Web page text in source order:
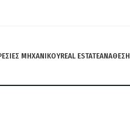
ΜΗΧΑΝΙΚΟΥREAL ESTATE